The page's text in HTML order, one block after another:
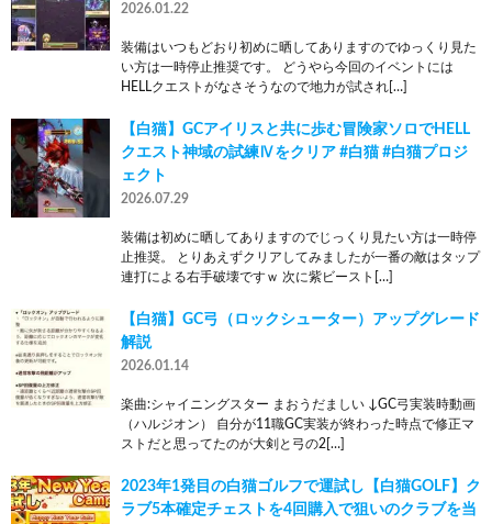
2026.01.22
装備はいつもどおり初めに晒してありますのでゆっくり見た
い方は一時停止推奨です。 どうやら今回のイベントには
HELLクエストがなさそうなので地力が試され[…]
【白猫】GCアイリスと共に歩む冒険家ソロでHELL
クエスト神域の試練Ⅳをクリア #白猫 #白猫プロジ
ェクト
2026.07.29
装備は初めに晒してありますのでじっくり見たい方は一時停
止推奨。 とりあえずクリアしてみましたが一番の敵はタップ
連打による右手破壊ですｗ 次に紫ビースト[…]
【白猫】GC弓（ロックシューター）アップグレード
解説
2026.01.14
楽曲:シャイニングスター まおうだましい ↓GC弓実装時動画
（ハルジオン） 自分が11職GC実装が終わった時点で修正マ
ストだと思ってたのが大剣と弓の2[…]
2023年1発目の白猫ゴルフで運試し【白猫GOLF】ク
ラブ5本確定チェストを4回購入で狙いのクラブを当